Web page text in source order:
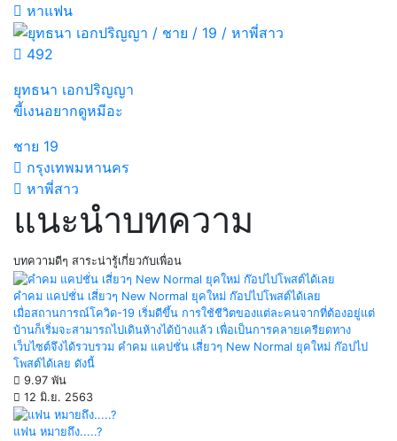
หาแฟน
492
ยุทธนา เอกปริญญา
ขี้เงนอยากดูหมีอะ
ชาย 19
กรุงเทพมหานคร
หาพี่สาว
แนะนำบทความ
บทความดีๆ สาระน่ารู้เกี่ยวกับเพื่อน
คำคม แคปชั่น เสี่ยวๆ New Normal ยุคใหม่ ก๊อปไปโพสต์ได้เลย
เมื่อสถานการณ์โควิด-19 เริ่มดีขึ้น การใช้ชีวิตของแต่ละคนจากที่ต้องอยู่แต่
บ้านก็เริ่มจะสามารถไปเดินห้างได้บ้างแล้ว เพื่อเป็นการคลายเครียดทาง
เว็บไซต์จึงได้รวบรวม คำคม แคปชั่น เสี่ยวๆ New Normal ยุคใหม่ ก๊อปไป
โพสต์ได้เลย ดังนี้
9.97 พัน
12 มิ.ย. 2563
แฟน หมายถึง.....?